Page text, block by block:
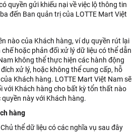
quyền gửi khiếu nại về việc lộ thông tin
đến Ban quản trị của LOTTE Mart Việt
nào của Khách hàng, ví dụ quyền rút lại
hoặc phản đối xử lý dữ liệu có thể dẫn
không thể thực hiện các hành động
xử lý, hoặc không thể cung cấp, hỗ
Khách hàng. LOTTE Mart Việt Nam sẽ
với Khách hàng cho bất kỳ tổn thất nào
này với Khách hàng.
hàng
thể dữ liệu có các nghĩa vụ sau đây